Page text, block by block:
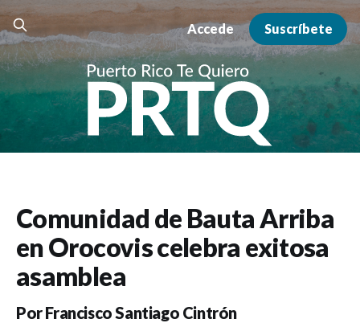
Accede Suscríbete
Comunidad de Bauta Arriba
en Orocovis celebra exitosa
asamblea
PorFrancisco Santiago Cintrón